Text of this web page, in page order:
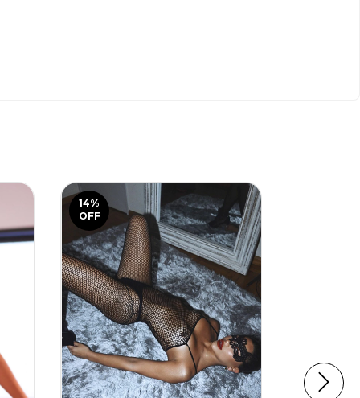
14%
OFF